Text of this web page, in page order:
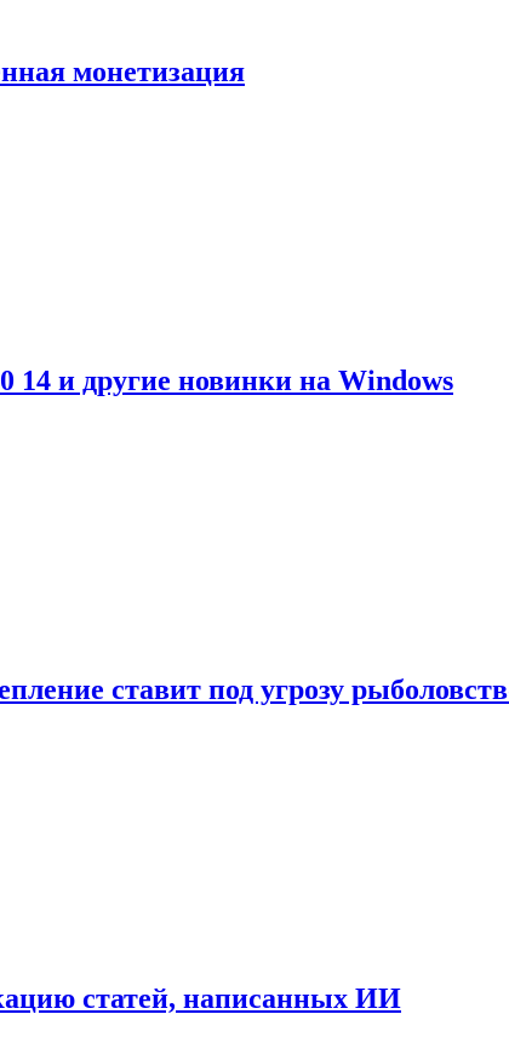
монетизация
14 и другие новинки на Windows
ставит под угрозу
статей, написанных ИИ